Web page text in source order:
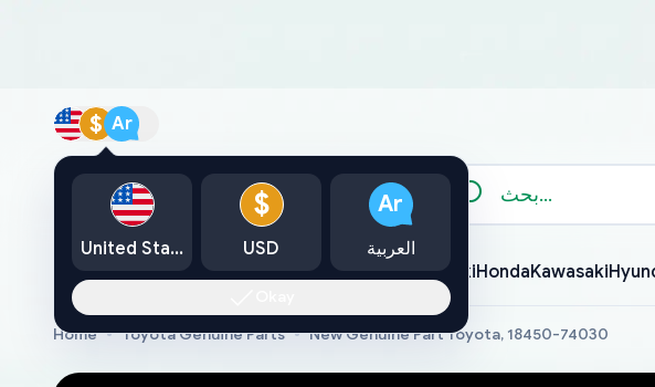
$ Ar
الكتالوج
ToyotaLexusNissanMazdaMitsubishiYamahaSuzukiHondaKawasaki
Home Toyota Genuine Parts New Genuine Part Toyota, 18450-74030
United States
$
USD
Ar
العربية